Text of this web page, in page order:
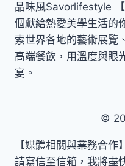
品味風Savorlifestyle
個獻給熱愛美學生活的
索世界各地的藝術展覽
高端餐飲，用溫度與眼
宴。
©
【媒體相關與業務合作
請寫信至信箱，我將盡